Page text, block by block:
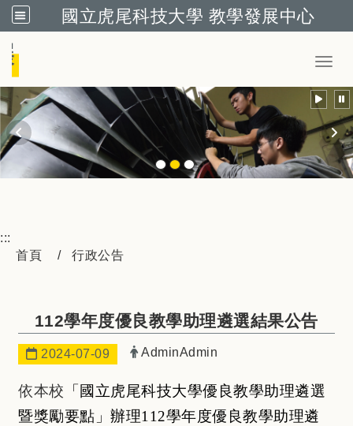
國立虎尾科技大學 教學發展中心
:::
首頁
行政公告
112學年度優良教學助理遴選結果公告
日期：
2024-07-09 發布者：
AdminAdmin
依本校 「國立虎尾科技大學優良教學助理遴選
暨獎勵要點」辦理112學年度優良教學助理遴